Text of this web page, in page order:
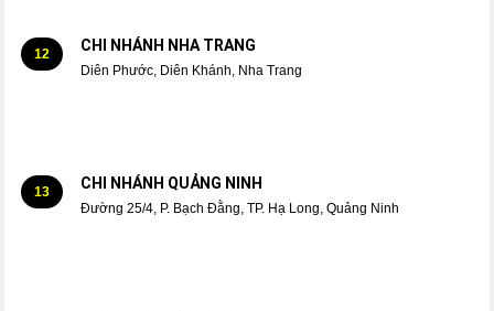
12 CHI NHÁNH NHA TRANG
Diên Phước, Diên Khánh, Nha Trang
13 CHI NHÁNH QUẢNG NINH
Đường 25/4, P. Bạch Đằng, TP. Hạ Long, Quảng Ninh